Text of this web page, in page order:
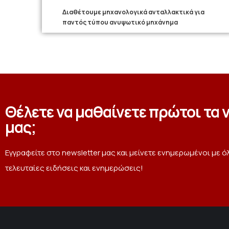
Διαθέτουμε μηχανολογικά ανταλλακτικά για
παντός τύπου ανυψωτικό μηχάνημα
Θέλετε να μαθαίνετε πρώτοι τα
μας;
Εγγραφείτε στο newsletter μας και μείνετε ενημερωμένοι με
τελευταίες ειδήσεις και ενημερώσεις!